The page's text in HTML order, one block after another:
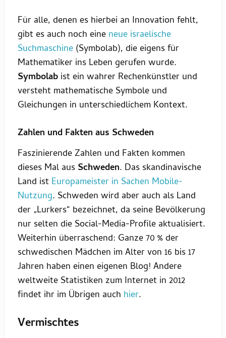
Für alle, denen es hierbei an Innovation fehlt,
gibt es auch noch eine neue israelische
Suchmaschine (Symbolab), die eigens für
Mathematiker ins Leben gerufen wurde.
Symbolab ist ein wahrer Rechenkünstler und
versteht mathematische Symbole und
Gleichungen in unterschiedlichem Kontext.
Zahlen und Fakten aus Schweden
Faszinierende Zahlen und Fakten kommen
dieses Mal aus Schweden. Das skandinavische
Land ist Europameister in Sachen Mobile-
Nutzung. Schweden wird aber auch als Land
der „Lurkers“ bezeichnet, da seine Bevölkerung
nur selten die Social-Media-Profile aktualisiert.
Weiterhin überraschend: Ganze 70 % der
schwedischen Mädchen im Alter von 16 bis 17
Jahren haben einen eigenen Blog! Andere
weltweite Statistiken zum Internet in 2012
findet ihr im Übrigen auch hier.
Vermischtes